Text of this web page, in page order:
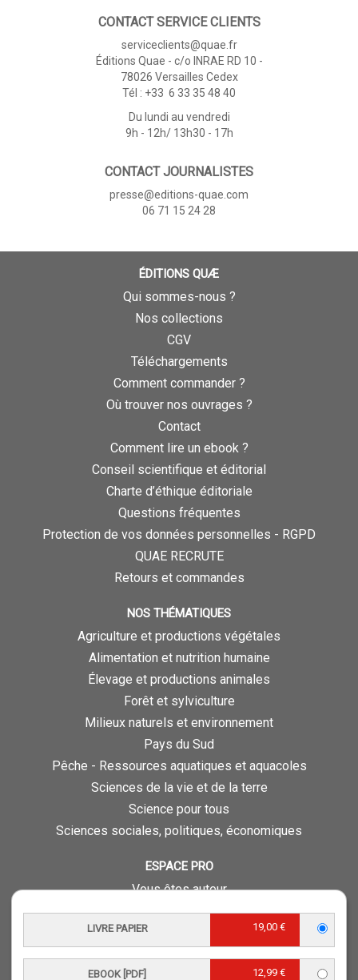
LIVRE PAPIER 19,00 €
EBOOK [PDF] 12,99 €
CONTACT SERVICE CLIENTS
serviceclients@quae.fr
Éditions Quae - c/o INRAE RD 10 -
78026 Versailles Cedex
Tél : +33 6 33 35 48 40
Du lundi au vendredi
9h - 12h/ 13h30 - 17h
CONTACT JOURNALISTES
presse@editions-quae.com
06 71 15 24 28
ÉDITIONS QUÆ
Qui sommes-nous ?
Nos collections
CGV
Téléchargements
Comment commander ?
Où trouver nos ouvrages ?
Contact
Comment lire un ebook ?
Conseil scientifique et éditorial
Charte d’éthique éditoriale
Questions fréquentes
Protection de vos données personnelles - RGPD
QUAE RECRUTE
Retours et commandes
NOS THÉMATIQUES
Agriculture et productions végétales
Alimentation et nutrition humaine
Élevage et productions animales
Forêt et sylviculture
Milieux naturels et environnement
Pays du Sud
Pêche - Ressources aquatiques et aquacoles
Sciences de la vie et de la terre
Science pour tous
Sciences sociales, politiques, économiques
ESPACE PRO
Vous êtes auteur
Vous êtes journaliste
Vous êtes libraire
Foreign rights